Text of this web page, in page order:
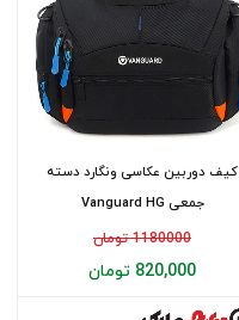
کیف دوربین عکاسی ونگارد دسته
جمعی Vanguard HG
1180000 تومان
820,000 تومان